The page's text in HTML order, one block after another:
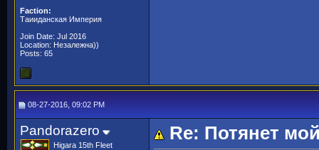
Faction:
Таииданская Империя
Join Date: Jul 2016
Location: Незалежна))
Posts: 65
08-27-2016, 09:02 PM
Pandorazero
Higara 15th Fleet
Re: Потянет